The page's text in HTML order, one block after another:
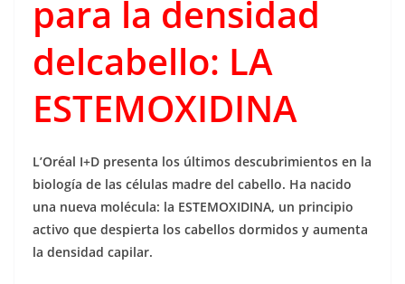
para la densidad
delcabello: LA
ESTEMOXIDINA
L’Oréal I+D presenta los últimos descubrimientos en la
biología de las células madre del cabello. Ha nacido
una nueva molécula: la ESTEMOXIDINA, un principio
activo que despierta los cabellos dormidos y aumenta
la densidad capilar.